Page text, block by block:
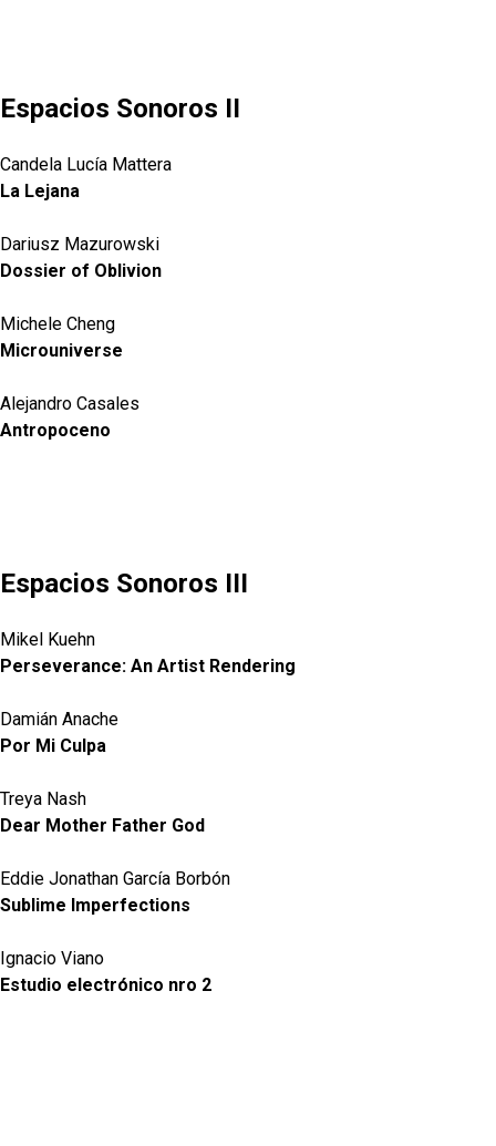
Espacios Sonoros II
Candela Lucía Mattera
La Lejana
Dariusz Mazurowski
Dossier of Oblivion
Michele Cheng
Microuniverse
Alejandro Casales
Antropoceno
Espacios Sonoros III
Mikel Kuehn
Perseverance: An Artist Rendering
Damián Anache
Por Mi Culpa
Treya Nash
Dear Mother Father God
Eddie Jonathan García Borbón
Sublime Imperfections
Ignacio Viano
Estudio electrónico nro 2